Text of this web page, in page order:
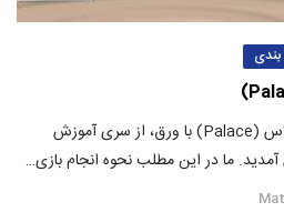
به مطلب آموزش بازی کارتی پالاس (Palace) با ورق، از سری آموزش‌
ما در این مطلب نحوه انجام بازی…